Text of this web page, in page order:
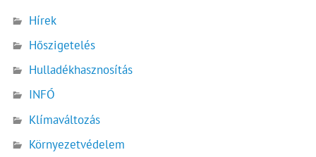
Hírek
Hőszigetelés
Hulladékhasznosítás
INFÓ
Klímaváltozás
Környezetvédelem